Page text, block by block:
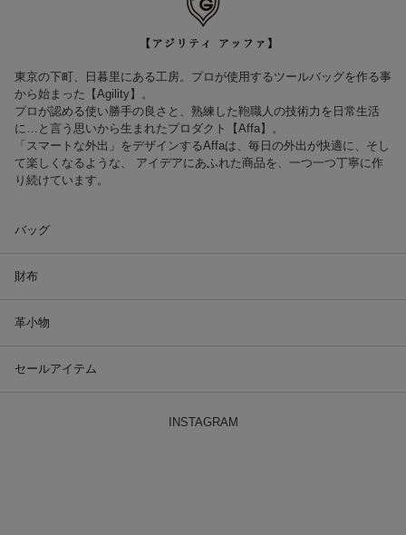
東京の下町、日暮里にある工房。プロが使用するツールバッグを作る事
から始まった【Agility】。
プロが認める使い勝手の良さと、熟練した鞄職人の技術力を日常生活
に…と言う思いから生まれたプロダクト【Affa】。
「スマートな外出」をデザインするAffaは、毎日の外出が快適に、そし
て楽しくなるような、 アイデアにあふれた商品を、一つ一つ丁寧に作
り続けています。
バッグ
財布
革小物
セールアイテム
INSTAGRAM